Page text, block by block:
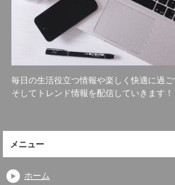
毎日の生活役立つ情報や楽しく快適に過ご
そしてトレンド情報を配信していきます！
メニュー
ホーム